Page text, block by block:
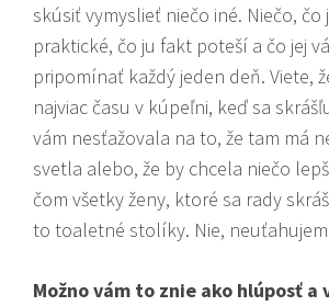
skúsiť vymyslieť niečo iné. Niečo, čo
praktické, čo ju fakt poteší a čo jej
pripomínať každý jeden deň. Viete,
najviac času v kúpeľni, keď sa
vám nesťažovala na to, že tam má
svetla alebo, že by chcela niečo
čom všetky ženy, ktoré sa rady
to toaletné stolíky. Nie,
Možno vám to znie ako hlúposť a